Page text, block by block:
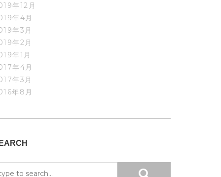
年12月
年4月
年3月
年2月
年1月
年4月
年3月
年8月